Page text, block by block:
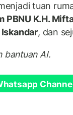
tuan
PBNU K.H.
Iskandar, dan
bantuan AI.